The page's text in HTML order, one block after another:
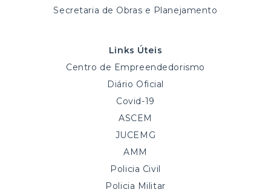
Secretaria de Obras e Planejamento
Links Úteis
Centro de Empreendedorismo
Diário Oficial
Covid-19
ASCEM
JUCEMG
AMM
Policia Civil
Policia Militar